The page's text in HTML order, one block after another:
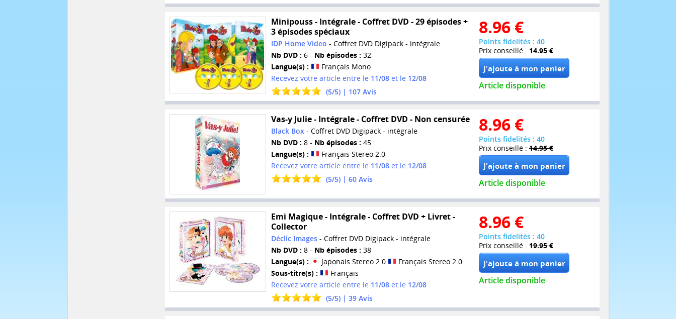
Minipouss - Intégrale - Coffret DVD - 29 épisodes +
3 épisodes spéciaux
IDP Home Video - Coffret DVD Digipack - intégrale
Nb DVD : 6 - Nb épisodes : 32
Langue(s) :
Français Mono
Recevez votre article entre le 11/08et le 12/08
(5/5) | 107Avis
8.96 €
Points fidelités : 40
Prix conseillé : 14.95 €
Article disponible
Vas-y Julie - Intégrale - Coffret DVD - Non censurée
Black Box - Coffret DVD Digipack - intégrale
Nb DVD : 8 - Nb épisodes : 45
Langue(s) :
Français Stereo 2.0
Recevez votre article entre le 11/08et le 12/08
(5/5) | 60Avis
8.96 €
Points fidelités : 40
Prix conseillé : 14.95 €
Article disponible
Emi Magique - Intégrale - Coffret DVD + Livret -
Collector
Déclic Images- Coffret DVD Digipack - intégrale
Nb DVD : 8 - Nb épisodes : 38
Langue(s) :
Japonais Stereo 2.0
Français Stereo 2.0
Sous-titre(s) :
Français
Recevez votre article entre le 11/08et le 12/08
(5/5) | 39Avis
8.96 €
Points fidelités : 40
Prix conseillé : 19.95 €
Article disponible